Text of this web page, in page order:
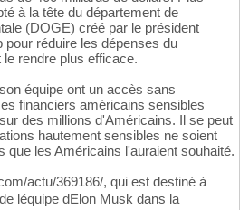
à la tête du département de
(DOGE) créé par le président
pour réduire les dépenses du
rendre plus efficace.
équipe ont un accès sans
financiers américains sensibles
des millions d'Américains. Il se peut
hautement sensibles ne soient
que les Américains l'auraient souhaité.
actu/369186/, qui est destiné à
léquipe dElon Musk dans la